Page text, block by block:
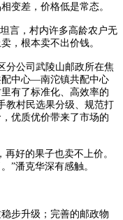
变差，价格低是常态。
言，村内许多高龄农户无
，根本卖不出价钱。
公司武陵山邮政所在焦
配中心—南沱镇共配中心
有了标准化、高效率的
教村民选果分级、规范打
优质优价带来了市场的
好的果子也卖不上价。
”潘克华深有感触。
步升级；完善的邮政物